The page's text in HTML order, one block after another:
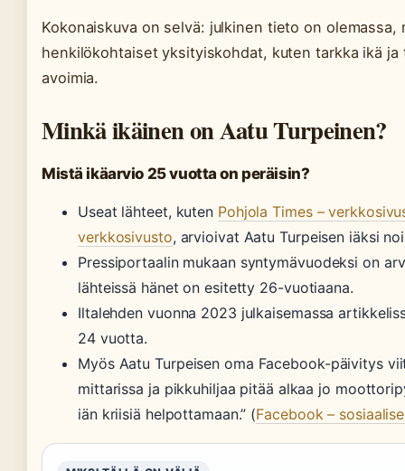
Kokonaiskuva on selvä: julkinen tieto on olemassa,
henkilökohtaiset yksityiskohdat, kuten tarkka ikä
avoimia.
Minkä ikäinen on Aatu Turpeinen?
Mistä ikäarvio 25 vuotta on peräisin?
Useat lähteet, kuten Pohjola Times –
verkkosivusto, arvioivat Aatu Turpeisen iäksi
Pressiportaalin mukaan syntymävuodeksi on
lähteissä hänet on esitetty 26-vuotiaana.
Iltalehden vuonna 2023 julkaisemassa
24 vuotta.
Myös Aatu Turpeisen oma Facebook-päivitys
mittarissa ja pikkuhiljaa pitää alkaa jo
iän kriisiä helpottamaan.” (Facebook –